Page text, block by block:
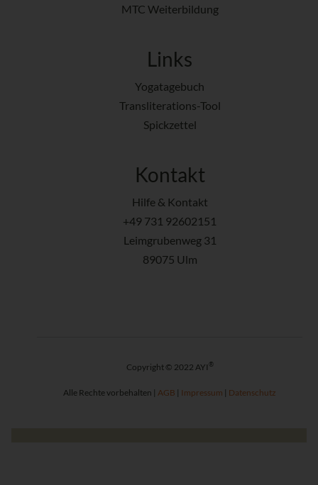
MTC Weiterbildung
Links
Yogatagebuch
Transliterations-Tool
Spickzettel
Kontakt
Hilfe & Kontakt
+49 731 92602151
Leimgrubenweg 31
89075 Ulm
Copyright © 2022 AYI ®
Alle Rechte vorbehalten | AGB | Impressum | Datenschutz